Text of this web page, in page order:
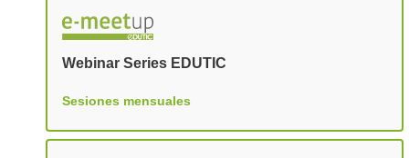
Webinar Series EDUTIC
Sesiones mensuales